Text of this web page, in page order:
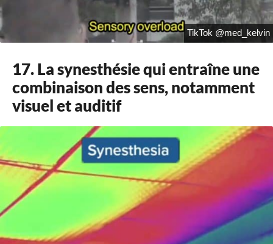
TikTok @med_kelvin
17. La synesthésie qui entraîne une
combinaison des sens, notamment
visuel et auditif